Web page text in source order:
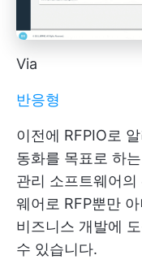
Via
반응형
이전에 RFPIO로
동화를 목표로 하
관리 소프트웨어
웨어로 RFP뿐만
비즈니스 개발에
수 있습니다.